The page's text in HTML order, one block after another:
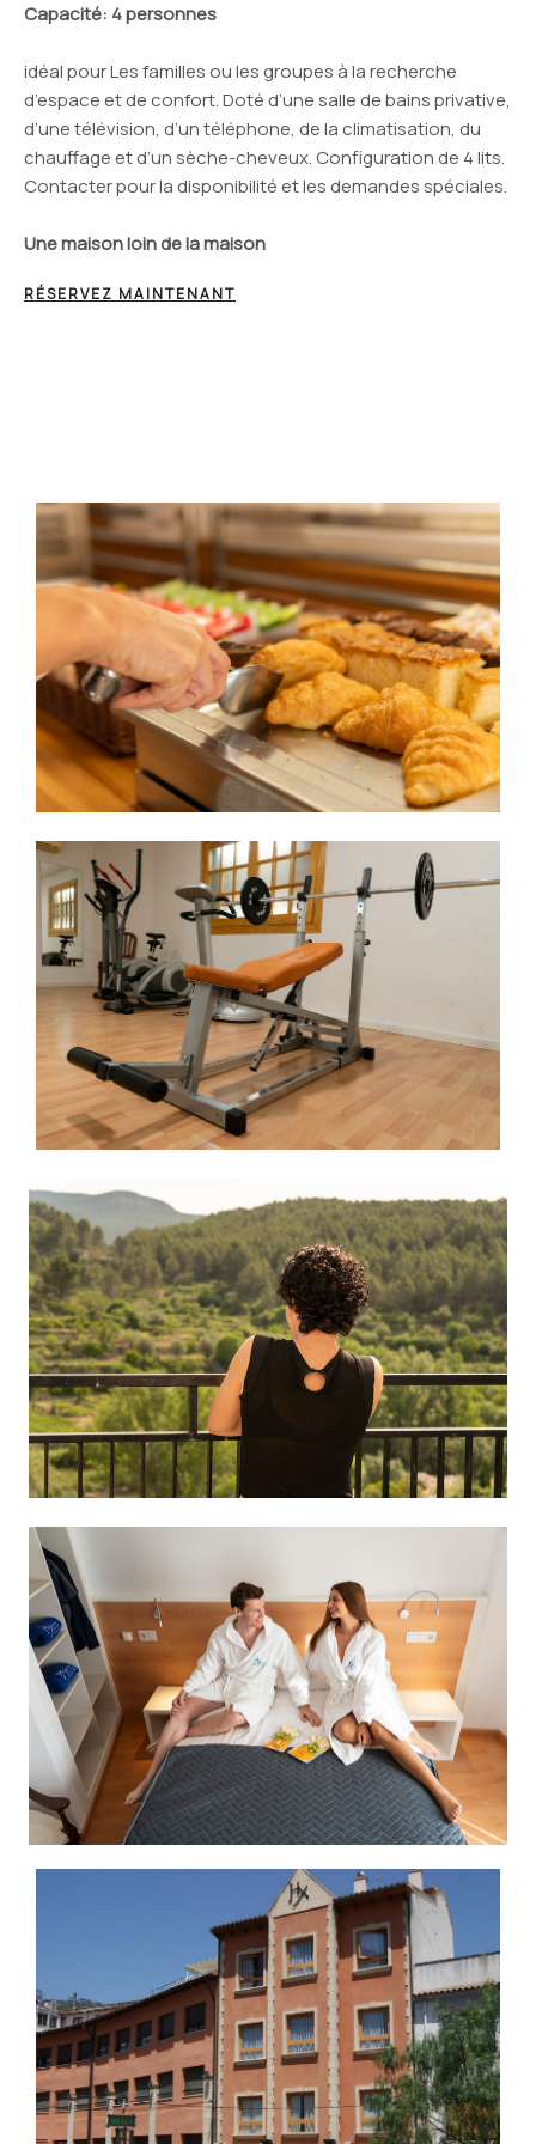
Capacité: 4 personnes
idéal pour Les familles ou les groupes à la recherche
d’espace et de confort. Doté d’une salle de bains privative,
d’une télévision, d’un téléphone, de la climatisation, du
chauffage et d’un sèche-cheveux. Configuration de 4 lits.
Contacter pour la disponibilité et les demandes spéciales.
Une maison loin de la maison
RÉSERVEZ MAINTENANT